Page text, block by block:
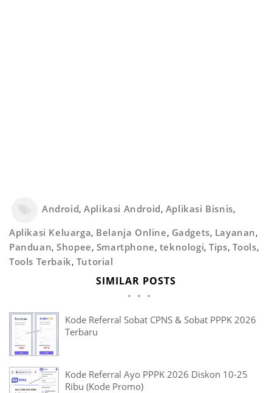
Android,Aplikasi Android, Aplikasi Bisnis,
Aplikasi Keluarga, Belanja Online, Gadgets, Layanan,
Panduan,Shopee, Smartphone, teknologi,Tips, Tools,
Tools Terbaik, Tutorial
SIMILAR POSTS
Kode Referral Sobat CPNS & Sobat PPPK 2026
Terbaru
Kode Referral Ayo PPPK 2026 Diskon 10-25
Ribu (Kode Promo)